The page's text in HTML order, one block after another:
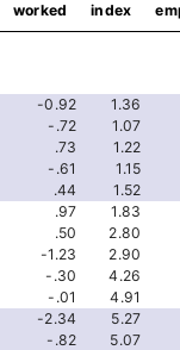
worked
index
-0.92
1.36
-.72
1.07
.73
1.22
-.61
1.15
.44
1.52
.97
1.83
.50
2.80
-1.23
2.90
-.30
4.26
-.01
4.91
-2.34
5.27
-.82
5.07